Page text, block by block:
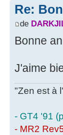
Re:
de
Bonne
J'aime
"Zen est à
- GT4 '91
- MR2